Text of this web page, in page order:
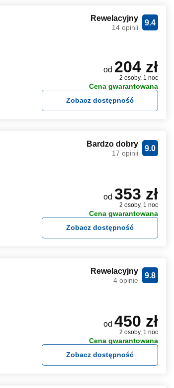
9.4
Rewelacyjny
14 opinii
od 204 zł
2 osoby, 1 noc
Cena gwarantowana
Zobacz dostępność
9.0
Bardzo dobry
17 opinii
od 353 zł
2 osoby, 1 noc
Cena gwarantowana
Zobacz dostępność
9.8
Rewelacyjny
4 opinie
od 450 zł
2 osoby, 1 noc
Cena gwarantowana
Zobacz dostępność